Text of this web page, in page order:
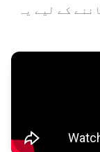
کے لیے یہ